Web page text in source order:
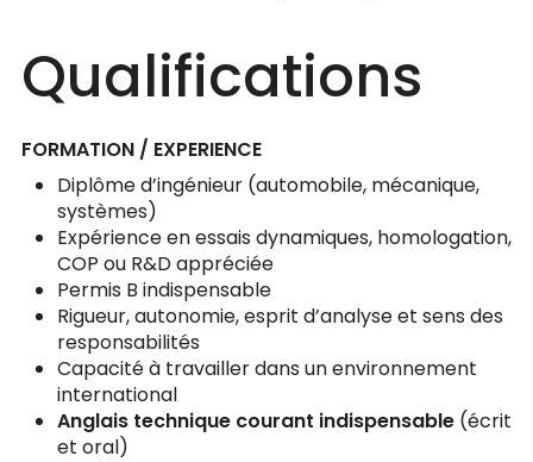
Qualifications
FORMATION / EXPERIENCE
Diplôme d’ingénieur (automobile, mécanique,
systèmes)
Expérience en essais dynamiques, homologation,
COP ou R&D appréciée
Permis B indispensable
Rigueur, autonomie, esprit d’analyse et sens des
responsabilités
Capacité à travailler dans un environnement
international
Anglais technique courant indispensable (écrit
et oral)